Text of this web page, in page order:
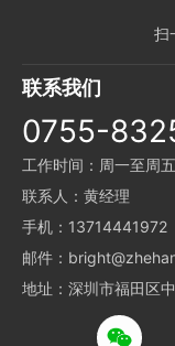
扫
联系我们
0755-
工作时间：周一至周
联系人：黄经理
手机：13714441972
邮件：
地址：深圳市福田区